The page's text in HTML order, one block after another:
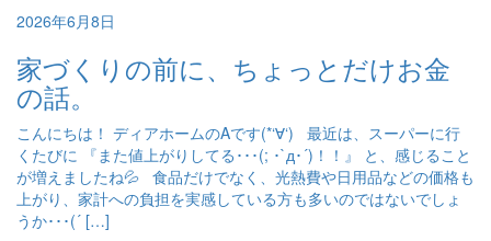
2026年6月8日
家づくりの前に、ちょっとだけお金
の話。
こんにちは！ ディアホームのAです(*‘∀‘) 最近は、スーパーに行
くたびに 『また値上がりしてる･･･(; ･`д･´)！！』 と、感じること
が増えましたね💦 食品だけでなく、光熱費や日用品などの価格も
上がり、家計への負担を実感している方も多いのではないでしょ
うか･･･(´ […]